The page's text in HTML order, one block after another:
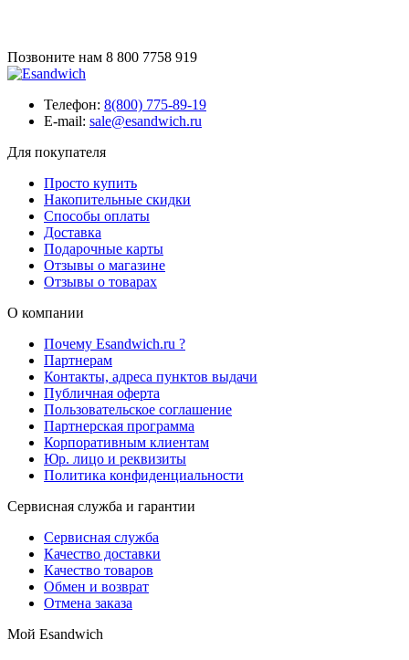
Позвоните нам 8 800 7758 919
Телефон: 8(800) 775-89-19
E-mail: sale@esandwich.ru
Для покупателя
Просто купить
Накопительные скидки
Способы оплаты
Доставка
Подарочные карты
Отзывы о магазине
Отзывы о товарах
О компании
Почему Esandwich.ru ?
Партнерам
Контакты, адреса пунктов выдачи
Публичная оферта
Пользовательское соглашение
Партнерская программа
Корпоративным клиентам
Юр. лицо и реквизиты
Политика конфиденциальности
Сервисная служба и гарантии
Сервисная служба
Качество доставки
Качество товаров
Обмен и возврат
Отмена заказа
Мой Esandwich